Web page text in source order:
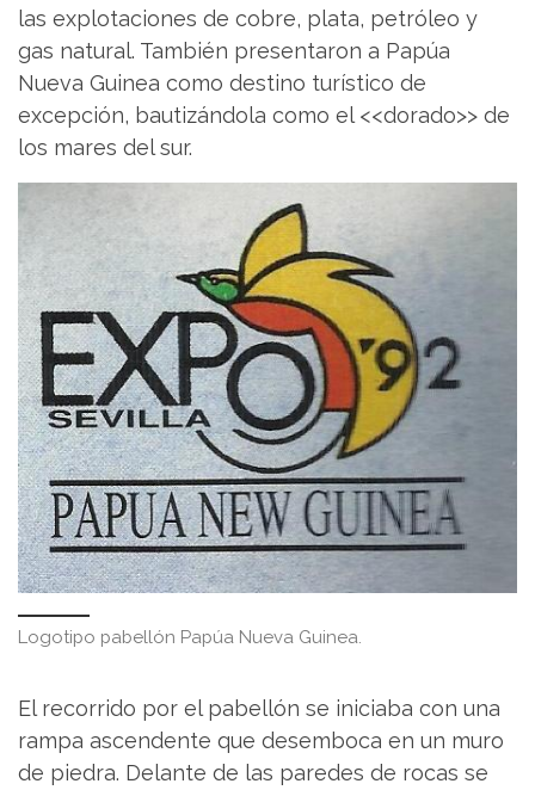
las explotaciones de cobre, plata, petróleo y
gas natural. También presentaron a Papúa
Nueva Guinea como destino turístico de
excepción, bautizándola como el <<dorado>> de
los mares del sur.
Logotipo pabellón Papúa Nueva Guinea.
El recorrido por el pabellón se iniciaba con una
rampa ascendente que desemboca en un muro
de piedra. Delante de las paredes de rocas se